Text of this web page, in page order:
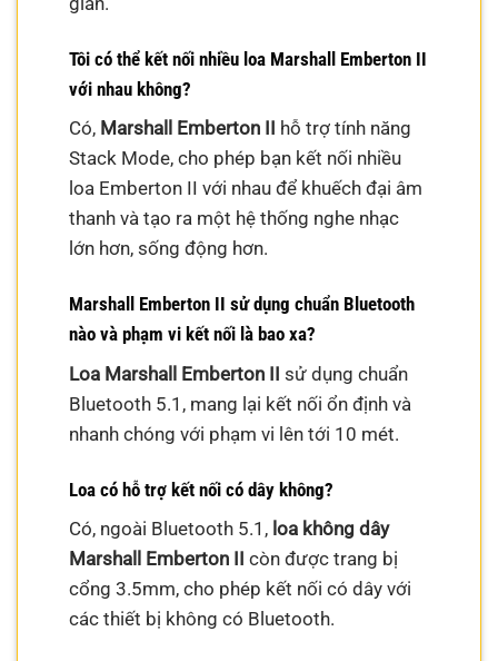
Tôi có thể kết nối nhiều loa Marshall Emberton II
với nhau không?
Có, Marshall Emberton II hỗ trợ tính năng
Stack Mode, cho phép bạn kết nối nhiều
loa Emberton II với nhau để khuếch đại âm
thanh và tạo ra một hệ thống nghe nhạc
lớn hơn, sống động hơn.
Marshall Emberton II sử dụng chuẩn Bluetooth
nào và phạm vi kết nối là bao xa?
Loa Marshall Emberton II sử dụng chuẩn
Bluetooth 5.1, mang lại kết nối ổn định và
nhanh chóng với phạm vi lên tới 10 mét.
Loa có hỗ trợ kết nối có dây không?
Có, ngoài Bluetooth 5.1, loa không dây
Marshall Emberton II còn được trang bị
cổng 3.5mm, cho phép kết nối có dây với
các thiết bị không có Bluetooth.